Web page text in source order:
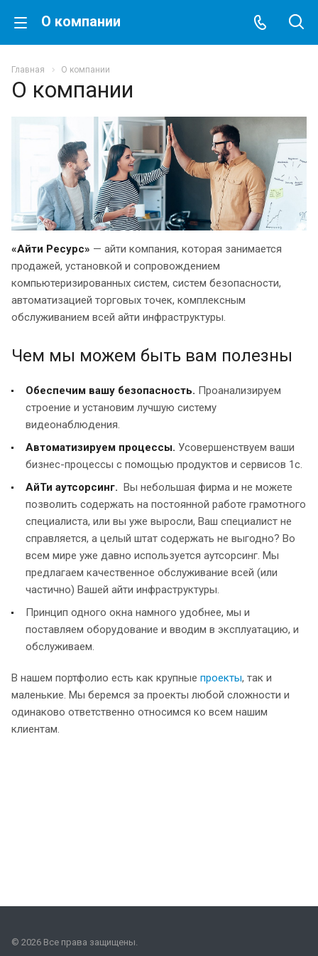
О компании
Главная О компании
О компании
«Айти Ресурс» — айти компания, которая занимается
продажей, установкой и сопровождением
компьютеризированных систем, систем безопасности,
автоматизацией торговых точек, комплексным
обслуживанием всей айти инфраструктуры.
Чем мы можем быть вам полезны
Обеспечим вашу безопасность. Проанализируем
строение и установим лучшую систему
видеонаблюдения.
Автоматизируем процессы. Усовершенствуем ваши
бизнес-процессы с помощью продуктов и сервисов 1с.
АйТи аутсорсинг. Вы небольшая фирма и не можете
позволить содержать на постоянной работе грамотного
специалиста, или вы уже выросли, Ваш специалист не
справляется, а целый штат содержать не выгодно? Во
всем мире уже давно используется аутсорсинг. Мы
предлагаем качественное обслуживание всей (или
частично) Вашей айти инфраструктуры.
Принцип одного окна намного удобнее, мы и
поставляем оборудование и вводим в эксплуатацию, и
обслуживаем.
В нашем портфолио есть как крупные проекты, так и
маленькие. Мы беремся за проекты любой сложности и
одинаково ответственно относимся ко всем нашим
клиентам.
© 2026 Все права защищены.